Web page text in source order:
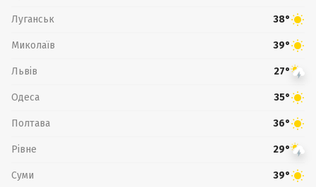
Луганськ 38°
Миколаїв 39°
Львів 27°
Одеса 35°
Полтава 36°
Рівне 29°
Суми 39°